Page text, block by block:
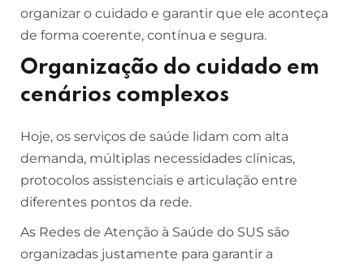
organizar o cuidado e garantir que ele aconteça
de forma coerente, contínua e segura.
Organização do cuidado em
cenários complexos
Hoje, os serviços de saúde lidam com alta
demanda, múltiplas necessidades clínicas,
protocolos assistenciais e articulação entre
diferentes pontos da rede.
As Redes de Atenção à Saúde do SUS são
organizadas justamente para garantir a